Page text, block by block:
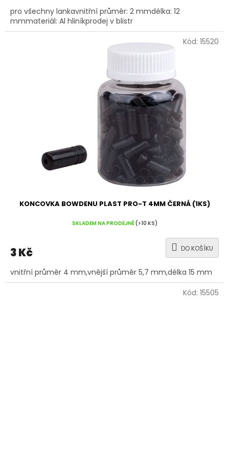
pro všechny lankavnitřní průměr: 2 mmdélka: 12
mmmateriál: Al hliníkprodej v blistr
KONCOVKA BOWDENU PLAST PRO-T 4MM ČERNÁ (1KS)
SKLADEM NA PRODEJNĚ(>10 KS)
3 Kč DO KOŠÍKU
vnitřní průměr 4 mm,vnější průměr 5,7 mm,délka 15 mm
Kód: 15520
Kód: 15505